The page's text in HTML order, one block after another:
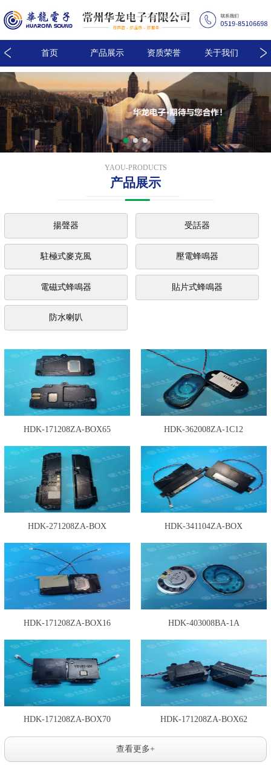
首页 产品展示 资质荣誉 关于我们
YAOU-PRODUCTS
产品展示
揚聲器 受話器
駐極式麥克風 壓電蜂鳴器
電磁式蜂鳴器 貼片式蜂鳴器
防水喇叭
HDK-171208ZA-BOX65 HDK-362008ZA-1C12
HDK-271208ZA-BOX HDK-341104ZA-BOX
HDK-171208ZA-BOX16 HDK-403008BA-1A
HDK-171208ZA-BOX70 HDK-171208ZA-BOX62
查看更多+